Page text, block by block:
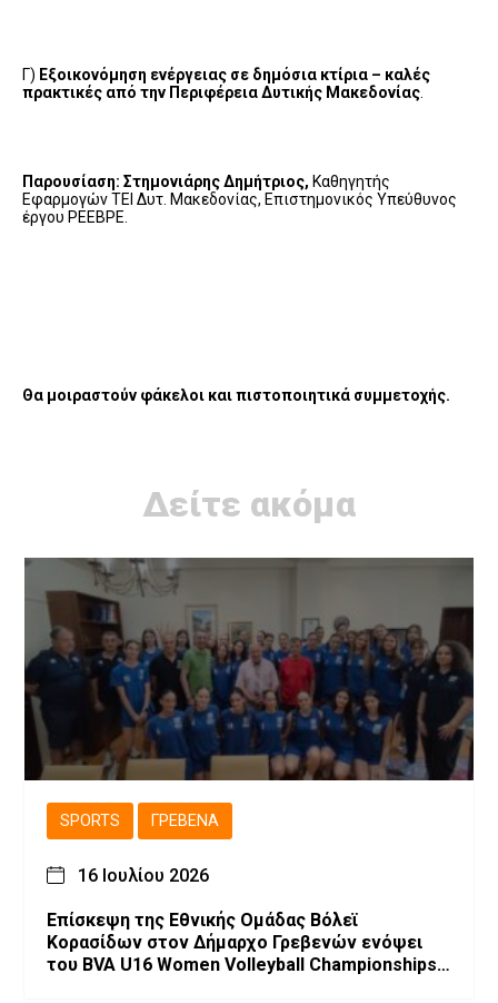
Γ) Εξοικονόμηση ενέργειας σε δημόσια κτίρια – καλές
πρακτικές από την Περιφέρεια Δυτικής Μακεδονίας
Παρουσίαση: Στημονιάρης Δημήτριος, Καθηγητής
Εφαρμογών ΤΕΙ Δυτ. Μακεδονίας, Επιστημονικός Υπεύθυνος
έργου PEEBPE.
Θα μοιραστούν φάκελοι και πιστοποιητικά συμμετοχής.
Δείτε ακόμα
SPORTS ΓΡΕΒΕΝΆ
16 Ιουλίου 2026
Επίσκεψη της Εθνικής Ομάδας Βόλεϊ
Κορασίδων στον Δήμαρχο Γρεβενών ενόψει
του BVA U16 Women Volleyball Championships